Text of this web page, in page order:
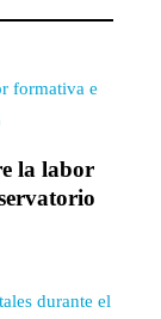
la labor